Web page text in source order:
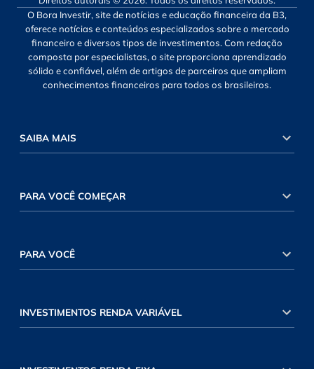
O Bora Investir, site de notícias e educação financeira da B3,
oferece notícias e conteúdos especializados sobre o mercado
financeiro e diversos tipos de investimentos. Com redação
composta por especialistas, o site proporciona aprendizado
sólido e confiável, além de artigos de parceiros que ampliam
conhecimentos financeiros para todos os brasileiros.
SAIBA MAIS
PARA VOCÊ COMEÇAR
PARA VOCÊ
INVESTIMENTOS RENDA VARIÁVEL